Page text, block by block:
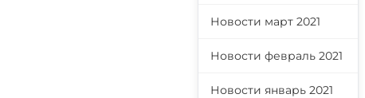
Новости март 2021
Новости февраль 2021
Новости январь 2021